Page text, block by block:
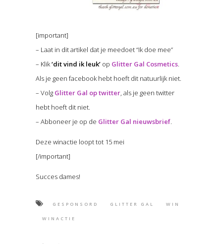
[important]
– Laat in dit artikel dat je meedoet “Ik doe mee”
– Klik‘dit vind ik leuk’op Glitter Gal Cosmetics.
Als je geen facebook hebt hoeft dit natuurlijk niet.
– Volg Glitter Gal op twitter, als je geen twitter
hebt hoeft dit niet.
– Abboneer je op de Glitter Gal nieuwsbrief.
Deze winactie loopt tot 15 mei
[/important]
Succes dames!
GESPONSORD GLITTER GAL WIN
WINACTIE